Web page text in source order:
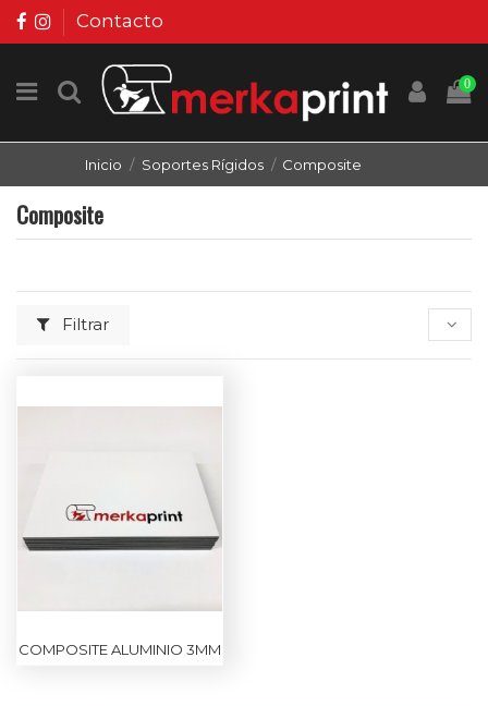
Contacto
0
Inicio Soportes Rígidos Composite
Composite
Filtrar
COMPOSITE ALUMINIO 3MM